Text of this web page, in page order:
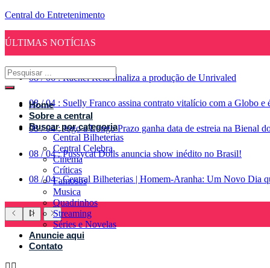
Central do Entretenimento
ÚLTIMAS NOTÍCIAS
08 / 06 : Rachel Reid finaliza a produção de Unrivaled
08 / 04 : Suelly Franco assina contrato vitalício com a Globo e
08 / 04 : Jogo a Longo Prazo ganha data de estreia na Bienal
08 / 04 : Pussycat Dolls anuncia show inédito no Brasil!
08 / 04 : Central Bilheterias | Homem-Aranha: Um Novo Dia
Home
Sobre a central
Buscar por categoria
Central Bilheterias
Central Celebra
Cinema
Críticas
Famosos
Musica
Quadrinhos
Streaming
Séries e Novelas
Anuncie aqui
Contato